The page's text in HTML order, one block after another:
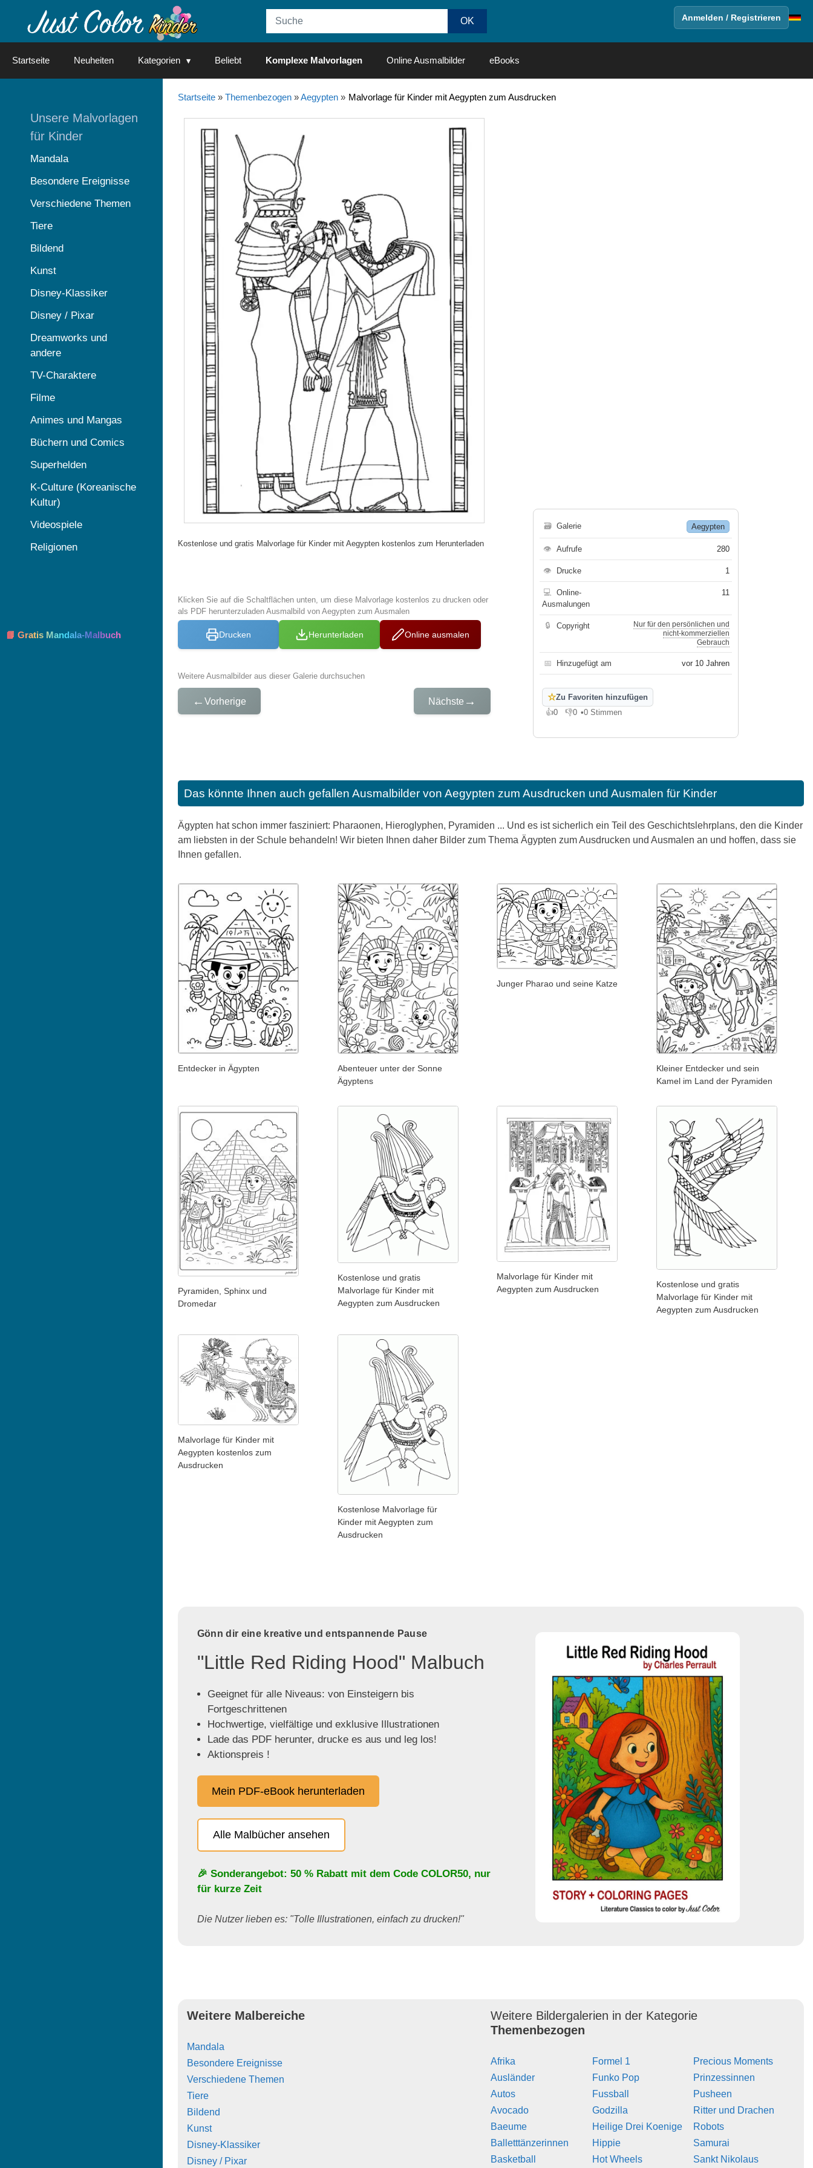
Anmelden / Registrieren
Startseite Neuheiten Kategorien Beliebt Komplexe Malvorlagen Online Ausmalbilder eBooks
Startseite» Themenbezogen»Aegypten» Malvorlage für Kinder mit Aegypten zum Ausdrucken
Kostenlose und gratis Malvorlage für Kinder mit Aegypten kostenlos zum Herunterladen
Klicken Sie auf die Schaltflächen unten, um diese Malvorlage kostenlos zu drucken oder
als PDF herunterzuladen Ausmalbild von Aegypten zum Ausmalen
Drucken Herunterladen Online ausmalen
Weitere Ausmalbilder aus dieser Galerie durchsuchen
← Vorherige Nächste →
🗃 Galerie Aegypten
👁 Aufrufe 280
👁 Drucke 1
💻
Online-
Ausmalungen
11
🔒 Copyright
Nur für den persönlichen und
nicht-kommerziellen
Gebrauch
📅 Hinzugefügt am vor 10 Jahren
☆Zu Favoriten hinzufügen
👍0
Gefällt mir
👎0
Gefällt mir nicht
•0 Stimmen
Das könnte Ihnen auch gefallen Ausmalbilder von Aegypten zum Ausdrucken und Ausmalen für Kinder
Ägypten hat schon immer fasziniert: Pharaonen, Hieroglyphen, Pyramiden ... Und es ist sicherlich ein Teil des Geschichtslehrplans, den die Kinder
am liebsten in der Schule behandeln! Wir bieten Ihnen daher Bilder zum Thema Ägypten zum Ausdrucken und Ausmalen an und hoffen, dass sie
Ihnen gefallen.
Entdecker in Ägypten
Abenteuer unter der Sonne
Ägyptens
Junger Pharao und seine Katze
Kleiner Entdecker und sein
Kamel im Land der Pyramiden
Pyramiden, Sphinx und
Dromedar
Kostenlose und gratis
Malvorlage für Kinder mit
Aegypten zum Ausdrucken
Malvorlage für Kinder mit
Aegypten zum Ausdrucken
Kostenlose und gratis
Malvorlage für Kinder mit
Aegypten zum Ausdrucken
Malvorlage für Kinder mit
Aegypten kostenlos zum
Ausdrucken
Kostenlose Malvorlage für
Kinder mit Aegypten zum
Ausdrucken
Gönn dir eine kreative und entspannende Pause
"Little Red Riding Hood" Malbuch
Geeignet für alle Niveaus: von Einsteigern bis
Fortgeschrittenen
Hochwertige, vielfältige und exklusive Illustrationen
Lade das PDF herunter, drucke es aus und leg los!
Aktionspreis !
Mein PDF-eBook herunterladen
Alle Malbücher ansehen
🎉 Sonderangebot: 50 % Rabatt mit dem Code COLOR50, nur
für kurze Zeit
Die Nutzer lieben es: "Tolle Illustrationen, einfach zu drucken!"
Weitere Malbereiche
Mandala
Besondere Ereignisse
Verschiedene Themen
Tiere
Bildend
Kunst
Disney-Klassiker
Disney / Pixar
Weitere Bildergalerien in der Kategorie
Themenbezogen
Afrika
Ausländer
Autos
Avocado
Baeume
Balletttänzerinnen
Basketball
Formel 1
Funko Pop
Fussball
Godzilla
Heilige Drei Koenige
Hippie
Hot Wheels
Precious Moments
Prinzessinnen
Pusheen
Ritter und Drachen
Robots
Samurai
Sankt Nikolaus
Unsere Malvorlagen
für Kinder
Mandala
Besondere Ereignisse
Verschiedene Themen
Tiere
Bildend
Kunst
Disney-Klassiker
Disney / Pixar
Dreamworks und
andere
TV-Charaktere
Filme
Animes und Mangas
Büchern und Comics
Superhelden
K-Culture (Koreanische
Kultur)
Videospiele
Religionen
📘 Gratis Mandala-Malbuch